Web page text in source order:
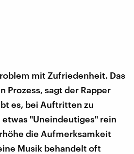
mit Zufriedenheit. Das
Prozess, sagt der Rapper
es, bei Auftritten zu
"Uneindeutiges" rein
die Aufmerksamkeit
Musik behandelt oft